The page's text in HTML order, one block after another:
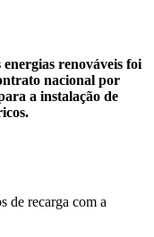
renováveis foi
nacional por
a instalação de
de recarga com a